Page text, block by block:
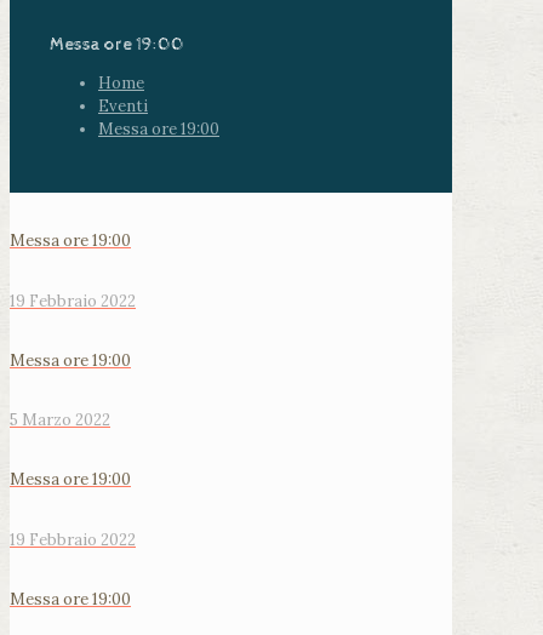
Messa ore 19:00
Home
Eventi
Messa ore 19:00
Messa ore 19:00
19 Febbraio 2022
Messa ore 19:00
5 Marzo 2022
Messa ore 19:00
19 Febbraio 2022
Messa ore 19:00